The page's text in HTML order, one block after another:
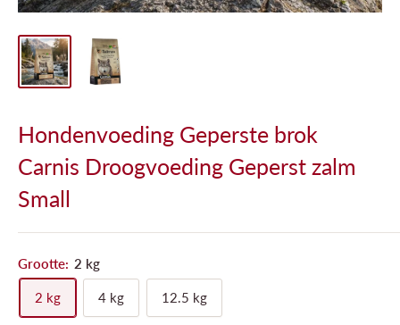
Hondenvoeding Geperste brok
Carnis Droogvoeding Geperst zalm
Small
Grootte: 2 kg
2 kg 4 kg 12.5 kg